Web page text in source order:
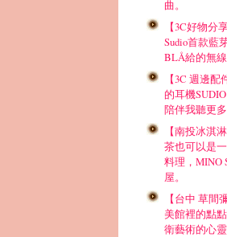
曲。
【3C好物分
Sudio首款藍
BLÅ給的無
【3C 週邊
的耳機
陪伴我聽更
【南投冰淇
茶也可以是
料理，MINO
屋。
【台中 草間
美館裡的點
衛藝術的心